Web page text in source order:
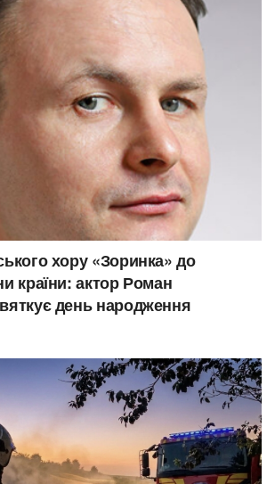
хору «Зоринка» до
країни: актор Роман
день народження